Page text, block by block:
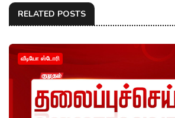
RELATED POSTS
வீடியோ ஸ்டோரி